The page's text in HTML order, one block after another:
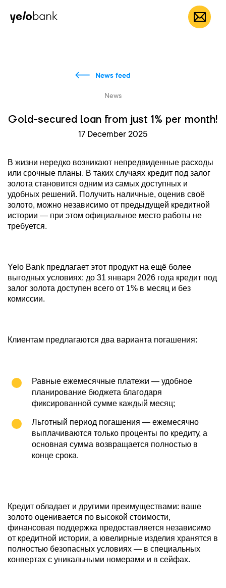
Individuals EN
News feed
News
Gold-secured loan from just 1% per month!
17 December 2025
В жизни нередко возникают непредвиденные расходы
или срочные планы. В таких случаях кредит под залог
золота становится одним из самых доступных и
удобных решений. Получить наличные, оценив своё
золото, можно независимо от предыдущей кредитной
истории — при этом официальное место работы не
требуется.
Yelo Bank предлагает этот продукт на ещё более
выгодных условиях: до 31 января 2026 года кредит под
залог золота доступен всего от 1% в месяц и без
комиссии.
Клиентам предлагаются два варианта погашения:
Равные ежемесячные платежи — удобное
планирование бюджета благодаря
фиксированной сумме каждый месяц;
Льготный период погашения — ежемесячно
выплачиваются только проценты по кредиту, а
основная сумма возвращается полностью в
конце срока.
Кредит обладает и другими преимуществами: ваше
золото оценивается по высокой стоимости,
финансовая поддержка предоставляется независимо
от кредитной истории, а ювелирные изделия хранятся в
полностью безопасных условиях — в специальных
конвертах с уникальными номерами и в сейфах.